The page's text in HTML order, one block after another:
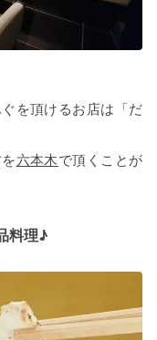
を頂けるお店は「だ
六本木で頂くことが
料理♪